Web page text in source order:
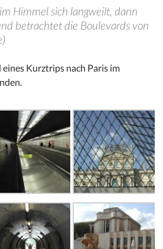
Himmel sich langweilt, dann
betrachtet die Boulevards von
Kurztrips nach Paris im